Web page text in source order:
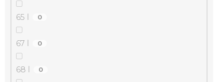
65 l 0
67 l 0
68 l 0